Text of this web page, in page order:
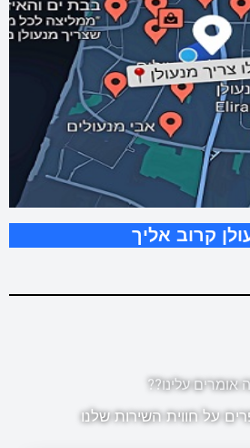
קרוב אליך
אומרים עלינו??
על חווית השירות שלנו